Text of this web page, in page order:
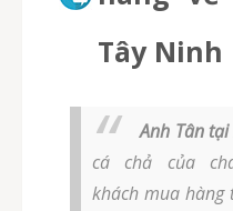
Tây Ninh
Anh Tân
cá chả của
khách mua hàng